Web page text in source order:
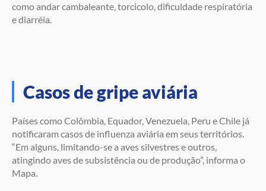
como andar cambaleante, torcicolo, dificuldade respiratória
e diarréia.
Casos de gripe aviária
Países como Colômbia, Equador, Venezuela, Peru e Chile já
notificaram casos de influenza aviária em seus territórios.
“Em alguns, limitando-se a aves silvestres e outros,
atingindo aves de subsistência ou de produção”, informa o
Mapa.